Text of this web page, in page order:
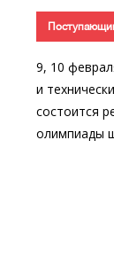
9, 10
и
состоится
олимпиады